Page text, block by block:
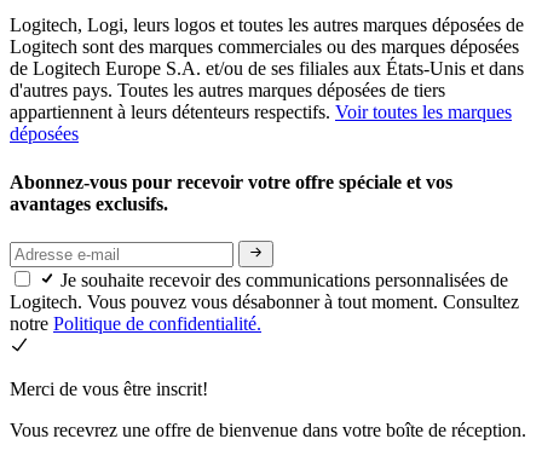
Logitech, Logi, leurs logos et toutes les autres marques déposées de
Logitech sont des marques commerciales ou des marques déposées
de Logitech Europe S.A. et/ou de ses filiales aux États-Unis et dans
d'autres pays. Toutes les autres marques déposées de tiers
appartiennent à leurs détenteurs respectifs. Voir toutes les marques
déposées
Abonnez-vous pour recevoir votre offre spéciale et vos
avantages exclusifs.
Je souhaite recevoir des communications personnalisées de
Logitech. Vous pouvez vous désabonner à tout moment. Consultez
notre Politique de confidentialité.
Merci de vous être inscrit!
Vous recevrez une offre de bienvenue dans votre boîte de réception.